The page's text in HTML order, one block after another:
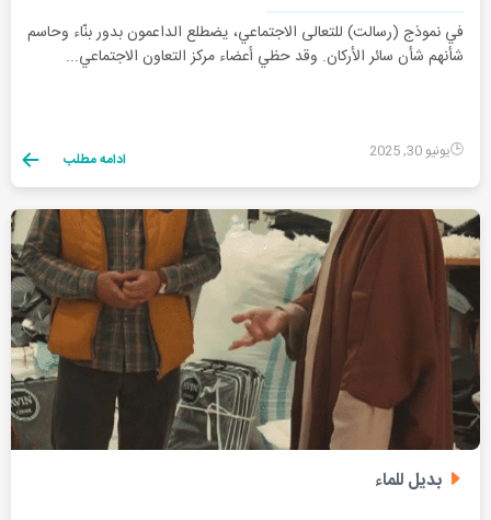
في نموذج (رسالت) للتعالی الاجتماعي، يضطلع الداعمون بدور بنّاء وحاسم
شأنهم شأن سائر الأركان. وقد حظي أعضاء مركز التعاون الاجتماعي...
يونيو 30, 2025 ادامه مطلب
بديل للماء